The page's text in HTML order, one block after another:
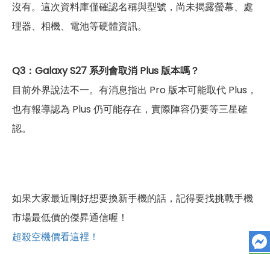
沒有。這次資料庫僅確認名稱與型號，尚未揭露螢幕、處
理器、相機、電池等硬體資訊。
Q3：Galaxy S27 系列會取消 Plus 版本嗎？
目前外界說法不一。有消息指出 Pro 版本可能取代 Plus，
也有報導認為 Plus 仍可能存在，實際陣容仍要等三星確
認。
如果大家最近剛好想要換新手機的話，記得要找挑戰手機
市場最低價的傑昇通信喔！
超殺空機價看這裡！